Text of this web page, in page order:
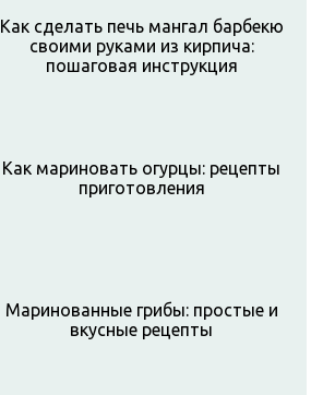
Как сделать печь мангал барбекю
своими руками из кирпича:
пошаговая инструкция
Как мариновать огурцы: рецепты
приготовления
Маринованные грибы: простые и
вкусные рецепты